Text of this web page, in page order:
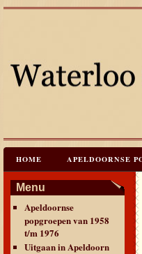
HOME APELDOORNSE
JAREN 60 FESTIVALS &
CONTACT &
Menu
Apeldoornse
popgroepen van 1958
t/m 1976
Uitgaan in Apeldoorn